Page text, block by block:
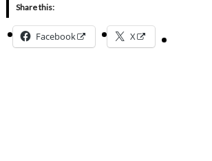
Share this:
Facebook X